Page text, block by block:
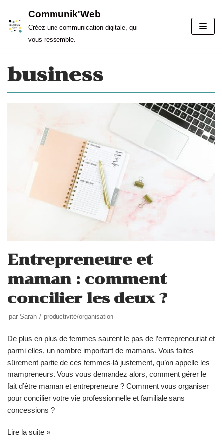
au
contenu
Communik'Web
Créez une communication digitale, qui
vous ressemble.
business
Entrepreneure et
maman : comment
concilier les deux ?
par Sarah productivité/organisation
De plus en plus de femmes sautent le pas de l’entrepreneuriat et
parmi elles, un nombre important de mamans. Vous faites
sûrement partie de ces femmes-là justement, qu’on appelle les
mampreneurs. Vous vous demandez alors, comment gérer le
fait d’être maman et entrepreneure ? Comment vous organiser
pour concilier votre vie professionnelle et familiale sans
concessions ?
Lire la suite »